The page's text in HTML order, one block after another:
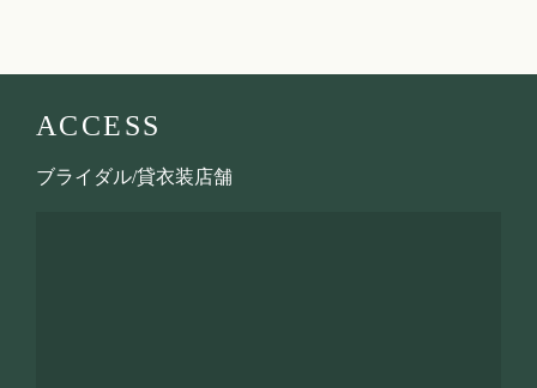
ACCESS
ブライダル/貸衣装店舗